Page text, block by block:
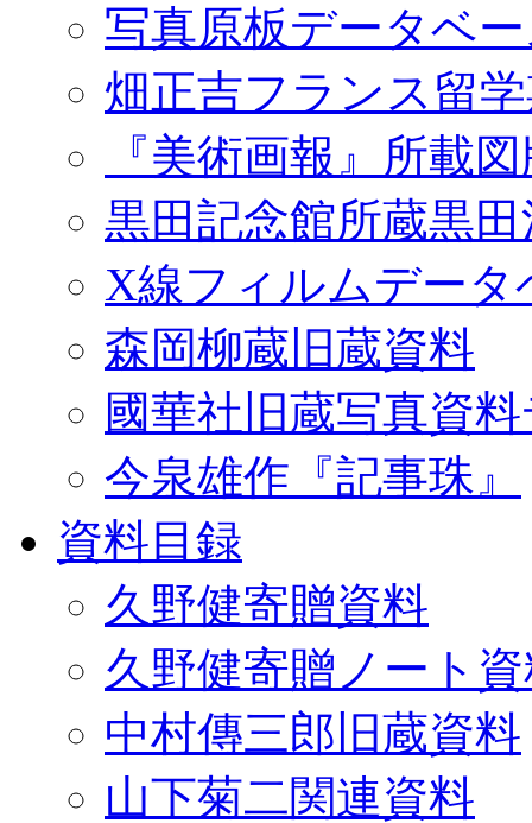
写真原板データベ
畑正吉フランス留
『美術画報』所載
黒田記念館所蔵黒
X線フィルムデータ
森岡柳蔵旧蔵資料
國華社旧蔵写真資
今泉雄作『記事珠』
資料目録
久野健寄贈資料
久野健寄贈ノート
中村傳三郎旧蔵資料
山下菊二関連資料